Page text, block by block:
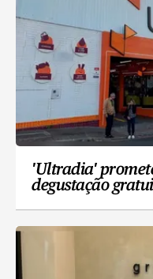
'Ultradia'
degustação